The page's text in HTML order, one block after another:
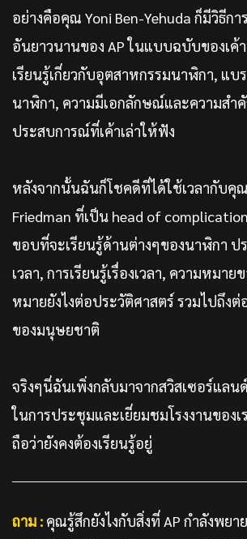
อย่างคือคุณ Yoni Ben-Yehuda ก็มีวิธีกา
อันยาวนานของ AP ในแบบฉบับของเค้
เรียนรู้เกี่ยวกับอุตสาหกรรมนาฬิกา, แบ
นาฬิกา, ความมีเอกลักษณ์และความสำ
ประสบการณ์ที่เค้าเล่าให้ฟัง
หลังจากนั้นฉันก็โชคดีที่ได้ใช้เวลากับคุ
Friedman ที่เป็น head of
ขอบที่จะเรียนรู้ด้านต่างๆของนาฬิกา ป
เวลา, การเรียนรู้เรื่องเวลา, ความหมาย
หมายยังไงต่อประวัติศาสตร์ รวมไปถึง
ของมนุษยชาติ
จริงๆนี่ฉันเพิ่งกลับมาจากสวิสเซอร์แลน
ในการประชุมและเยี่ยมชมโรงงานของเ
ถือว่ายังคงต้องเรียนรู้อยู่
ถาม : คุณรู้สึกยังไงกับสิ่งที่ AP กำลังพย